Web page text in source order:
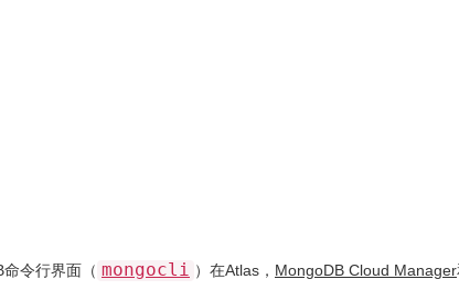
令行界面（ mongocli ）在Atlas， MongoDB Cloud Manager